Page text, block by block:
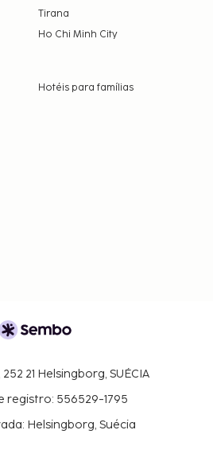
Tirana
Ho Chi Minh City
Hotéis para famílias
21 Helsingborg, SUÉCIA
registro: 556529-1795
Helsingborg, Suécia